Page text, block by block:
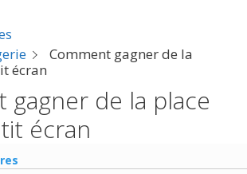
Comment gagner de la
écran
gagner de la place
écran